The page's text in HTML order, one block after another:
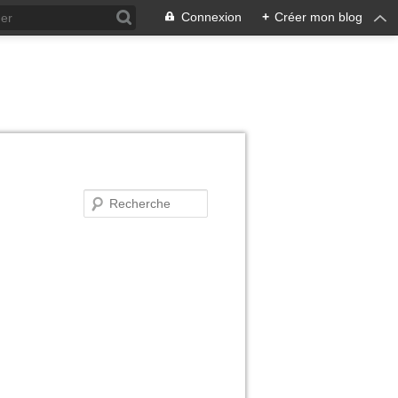
Connexion + Créer mon blog